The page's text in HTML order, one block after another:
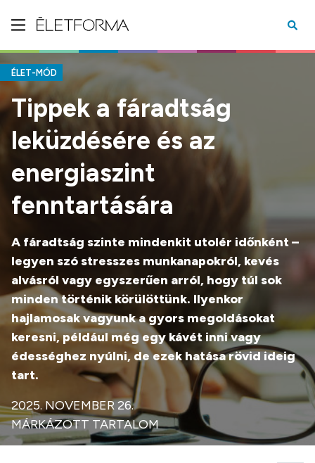
ÉLET-MÓD
Tippek a fáradtság
leküzdésére és az
energiaszint
fenntartására
A fáradtság szinte mindenkit utolér időnként –
legyen szó stresszes munkanapokról, kevés
alvásról vagy egyszerűen arról, hogy túl sok
minden történik körülöttünk. Ilyenkor
hajlamosak vagyunk a gyors megoldásokat
keresni, például még egy kávét inni vagy
édességhez nyúlni, de ezek hatása rövid ideig
tart.
2025. NOVEMBER 26.
MÁRKÁZOTT TARTALOM